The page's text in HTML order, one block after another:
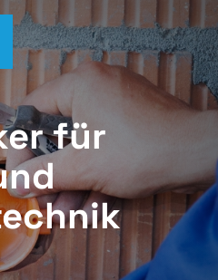
für